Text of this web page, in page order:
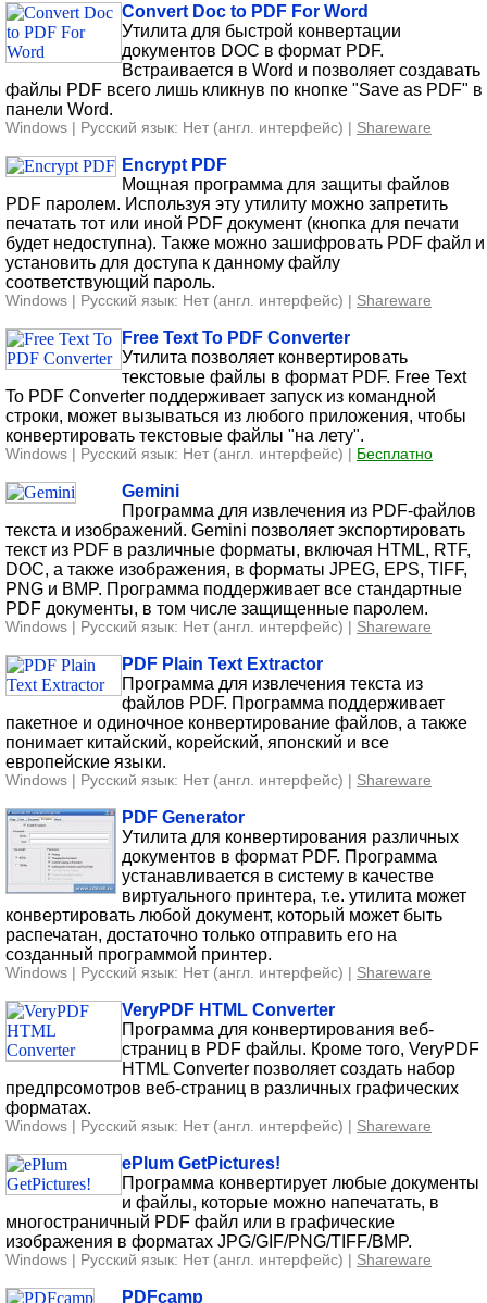
Convert Doc to PDF For Word
Утилита для быстрой конвертации
документов DOC в формат PDF.
Встраивается в Word и позволяет создавать
файлы PDF всего лишь кликнув по кнопке "Save as PDF" в
панели Word.
Windows | Русский язык: Нет (англ. интерфейс) | Shareware
Encrypt PDF
Мощная программа для защиты файлов
PDF паролем. Используя эту утилиту можно запретить
печатать тот или иной PDF документ (кнопка для печати
будет недоступна). Также можно зашифровать PDF файл и
установить для доступа к данному файлу
соответствующий пароль.
Windows | Русский язык: Нет (англ. интерфейс) | Shareware
Free Text To PDF Converter
Утилита позволяет конвертировать
текстовые файлы в формат PDF. Free Text
To PDF Converter поддерживает запуск из командной
строки, может вызываться из любого приложения, чтобы
конвертировать текстовые файлы "на лету".
Windows | Русский язык: Нет (англ. интерфейс) | Бесплатно
Gemini
Программа для извлечения из PDF-файлов
текста и изображений. Gemini позволяет экспортировать
текст из PDF в различные форматы, включая HTML, RTF,
DOC, а также изображения, в форматы JPEG, EPS, TIFF,
PNG и BMP. Программа поддерживает все стандартные
PDF документы, в том числе защищенные паролем.
Windows | Русский язык: Нет (англ. интерфейс) | Shareware
PDF Plain Text Extractor
Программа для извлечения текста из
файлов PDF. Программа поддерживает
пакетное и одиночное конвертирование файлов, а также
понимает китайский, корейский, японский и все
европейские языки.
Windows | Русский язык: Нет (англ. интерфейс) | Shareware
PDF Generator
Утилита для конвертирования различных
документов в формат PDF. Программа
устанавливается в систему в качестве
виртуального принтера, т.е. утилита может
конвертировать любой документ, который может быть
распечатан, достаточно только отправить его на
созданный программой принтер.
Windows | Русский язык: Нет (англ. интерфейс) | Shareware
VeryPDF HTML Converter
Программа для конвертирования веб-
страниц в PDF файлы. Кроме того, VeryPDF
HTML Converter позволяет создать набор
предпрсомотров веб-страниц в различных графических
форматах.
Windows | Русский язык: Нет (англ. интерфейс) | Shareware
ePlum GetPictures!
Программа конвертирует любые документы
и файлы, которые можно напечатать, в
многостраничный PDF файл или в графические
изображения в форматах JPG/GIF/PNG/TIFF/BMP.
Windows | Русский язык: Нет (англ. интерфейс) | Shareware
PDFcamp